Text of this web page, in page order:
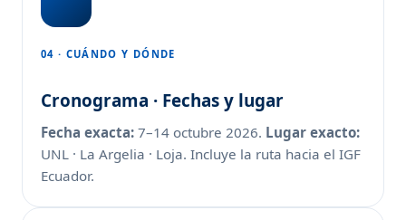
04 · CUÁNDO Y DÓNDE
Cronograma · Fechas y lugar
Fecha exacta: 7–14 octubre 2026. Lugar exacto:
UNL · La Argelia · Loja. Incluye la ruta hacia el IGF
Ecuador.